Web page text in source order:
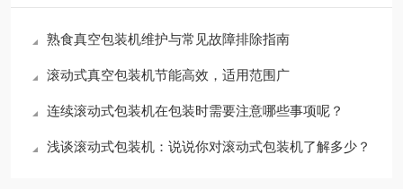
熟食真空包装机维护与常见故障排除指南
滚动式真空包装机节能高效，适用范围广
连续滚动式包装机在包装时需要注意哪些事项呢？
浅谈滚动式包装机：说说你对滚动式包装机了解多少？